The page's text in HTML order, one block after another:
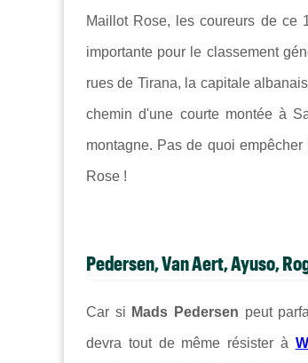
Maillot Rose, les coureurs de ce
importante pour le classement
rues de Tirana, la capitale
chemin d'une courte montée à
montagne. Pas de quoi
Rose !
Pedersen, Van Aert, Ayuso,
Car si Mads Pedersen peut
devra tout de même résister à